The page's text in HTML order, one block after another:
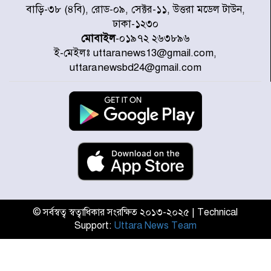
ডিএমপির অভিযানে ২৪ ঘণ্টায় গ্রেপ্তার
৫০৪, উদ্ধার মাদক-অস্ত্র
সন্দ্বীপের চরে বিপদে পড়া কচ্ছপ উদ্ধার
সাগরে অবমুক্ত
মাতারবাড়ী পৌঁছে নির্ধারিত কর্মসূচিতে
যোগ দিয়েছেন প্রধানমন্ত্রী
জাতীয় সাংবাদিক সংস্থার পিরোজপুর
জেলা কমিটি অনুমোদন
গণঅভ্যুত্থানের তথ্য বিশ্বমিডিয়ায় পৌঁছে
দিতেন আদীব, গুমের চেষ্টা ৩ বার
বাড়ি-৩৮ (৪বি), রোড-০৯, সেক্টর-১১, উত্তরা মডেল টাউন,
ঢাকা-১২৩০
মোবাইল-০১৯৭২ ২৬৩৮৯৬
ই-মেইলঃ uttaranews13@gmail.com,
uttaranewsbd24@gmail.com
© সর্বস্বত্ব স্বত্বাধিকার সংরক্ষিত ২০১৩-২০২৫ | Technical
Support: Uttara News Team